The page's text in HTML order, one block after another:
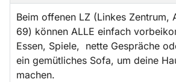
Beim offenen LZ (Linkes Zentrum,
69) können ALLE einfach
Essen, Spiele, nette Gespräche
ein gemütliches Sofa, um deine
machen.